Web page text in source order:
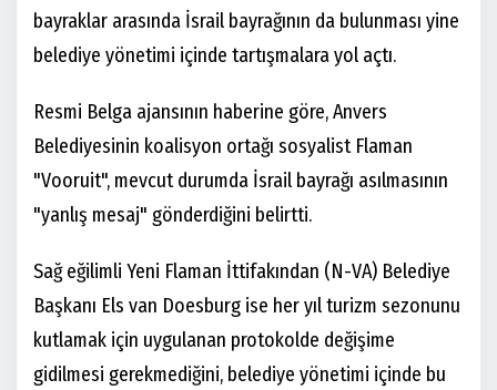
bayraklar arasında İsrail bayrağının da bulunması yine
belediye yönetimi içinde tartışmalara yol açtı.
Resmi Belga ajansının haberine göre, Anvers
Belediyesinin koalisyon ortağı sosyalist Flaman
"Vooruit", mevcut durumda İsrail bayrağı asılmasının
"yanlış mesaj" gönderdiğini belirtti.
Sağ eğilimli Yeni Flaman İttifakından (N-VA) Belediye
Başkanı Els van Doesburg ise her yıl turizm sezonunu
kutlamak için uygulanan protokolde değişime
gidilmesi gerekmediğini, belediye yönetimi içinde bu